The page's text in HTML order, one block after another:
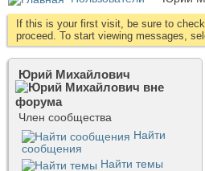
If this is your first visit, be sure to
proceed. To start viewing messages,
Юрий Михайлович
Член сообщества
Найти
сообщения
Найти темы